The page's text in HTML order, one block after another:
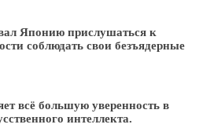
Японию прислушаться к
соблюдать свои безъядерные
всё большую уверенность в
интеллекта.